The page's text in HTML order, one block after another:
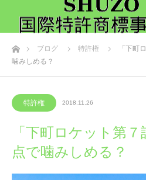
ホームブログ 特許権
「下町
噛みしめる？
特許権 2018.11.26
「下町ロケット第
点で噛みしめる？